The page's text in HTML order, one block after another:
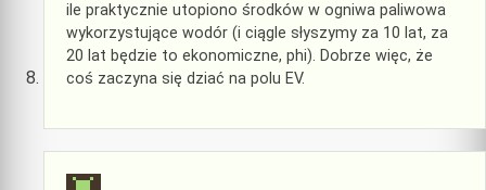
ile praktycznie utopiono środków w ogniwa paliwowa
wykorzystujące wodór (i ciągle słyszymy za 10 lat, za
20 lat będzie to ekonomiczne, phi). Dobrze więc, że
coś zaczyna się dziać na polu EV.